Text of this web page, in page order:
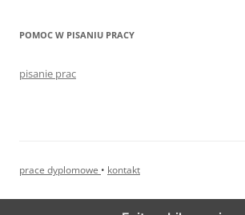
POMOC W PISANIU PRACY
pisanie prac
prace dyplomowe • kontakt